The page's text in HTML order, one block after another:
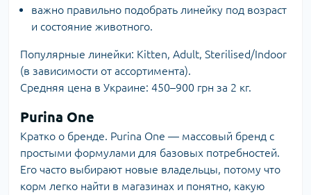
важно правильно подобрать линейку под возраст
и состояние животного.
Популярные линейки: Kitten, Adult, Sterilised/Indoor
(в зависимости от ассортимента).
Средняя цена в Украине: 450–900 грн за 2 кг.
Purina One
Кратко о бренде. Purina One — массовый бренд с
простыми формулами для базовых потребностей.
Его часто выбирают новые владельцы, потому что
корм легко найти в магазинах и понятно, какую